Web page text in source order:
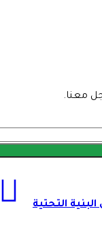
معنا.
التحتية